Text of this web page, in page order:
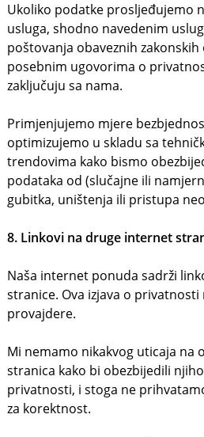
Ukoliko podatke prosljeđujemo
usluga, shodno navedenim
poštovanja obaveznih
posebnim ugovorima o
zaključuju sa nama.
Primjenjujemo mjere
optimizujemo u skladu sa
trendovima kako bismo
podataka od (slučajne ili
gubitka, uništenja ili pristupa
8. Linkovi na druge internet
Naša internet ponuda sadrži
stranice. Ova izjava o
provajdere.
Mi nemamo nikakvog uticaja na
stranica kako bi obezbijedili
privatnosti, i stoga ne
za korektnost.